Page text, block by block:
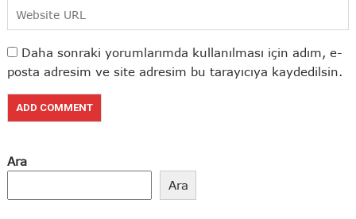
Daha sonraki yorumlarımda kullanılması için adım, e-
posta adresim ve site adresim bu tarayıcıya kaydedilsin.
Ara
Ara